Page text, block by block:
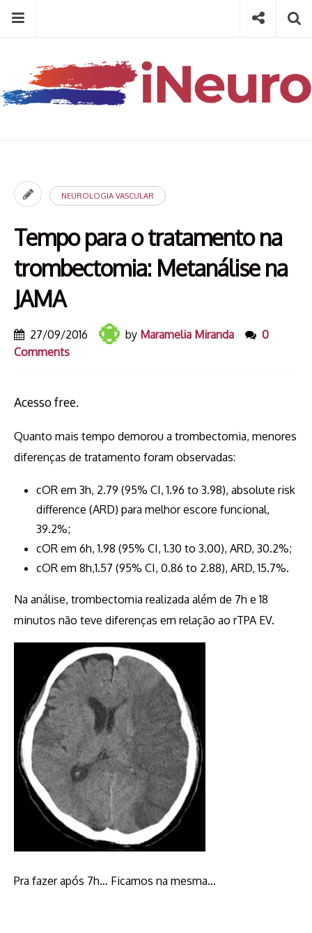
content
Menu
then
press
Type your search keyword, and press enter to search
Social
NEUROLOGIA VASCULAR
Tempo para o tratamento na
trombectomia: Metanálise na
JAMA
27/09/2016 by Maramelia Miranda
0
Comments
Acesso free.
Quanto mais tempo demorou a trombectomia, menores
diferenças de tratamento foram observadas:
cOR em 3h, 2.79 (95% CI, 1.96 to 3.98), absolute risk
difference (ARD) para melhor escore funcional,
39.2%;
cOR em 6h, 1.98 (95% CI, 1.30 to 3.00), ARD, 30.2%;
cOR em 8h,1.57 (95% CI, 0.86 to 2.88), ARD, 15.7%.
Na análise, trombectomia realizada além de 7h e 18
minutos não teve diferenças em relação ao rTPA EV.
Pra fazer após 7h… Ficamos na mesma…